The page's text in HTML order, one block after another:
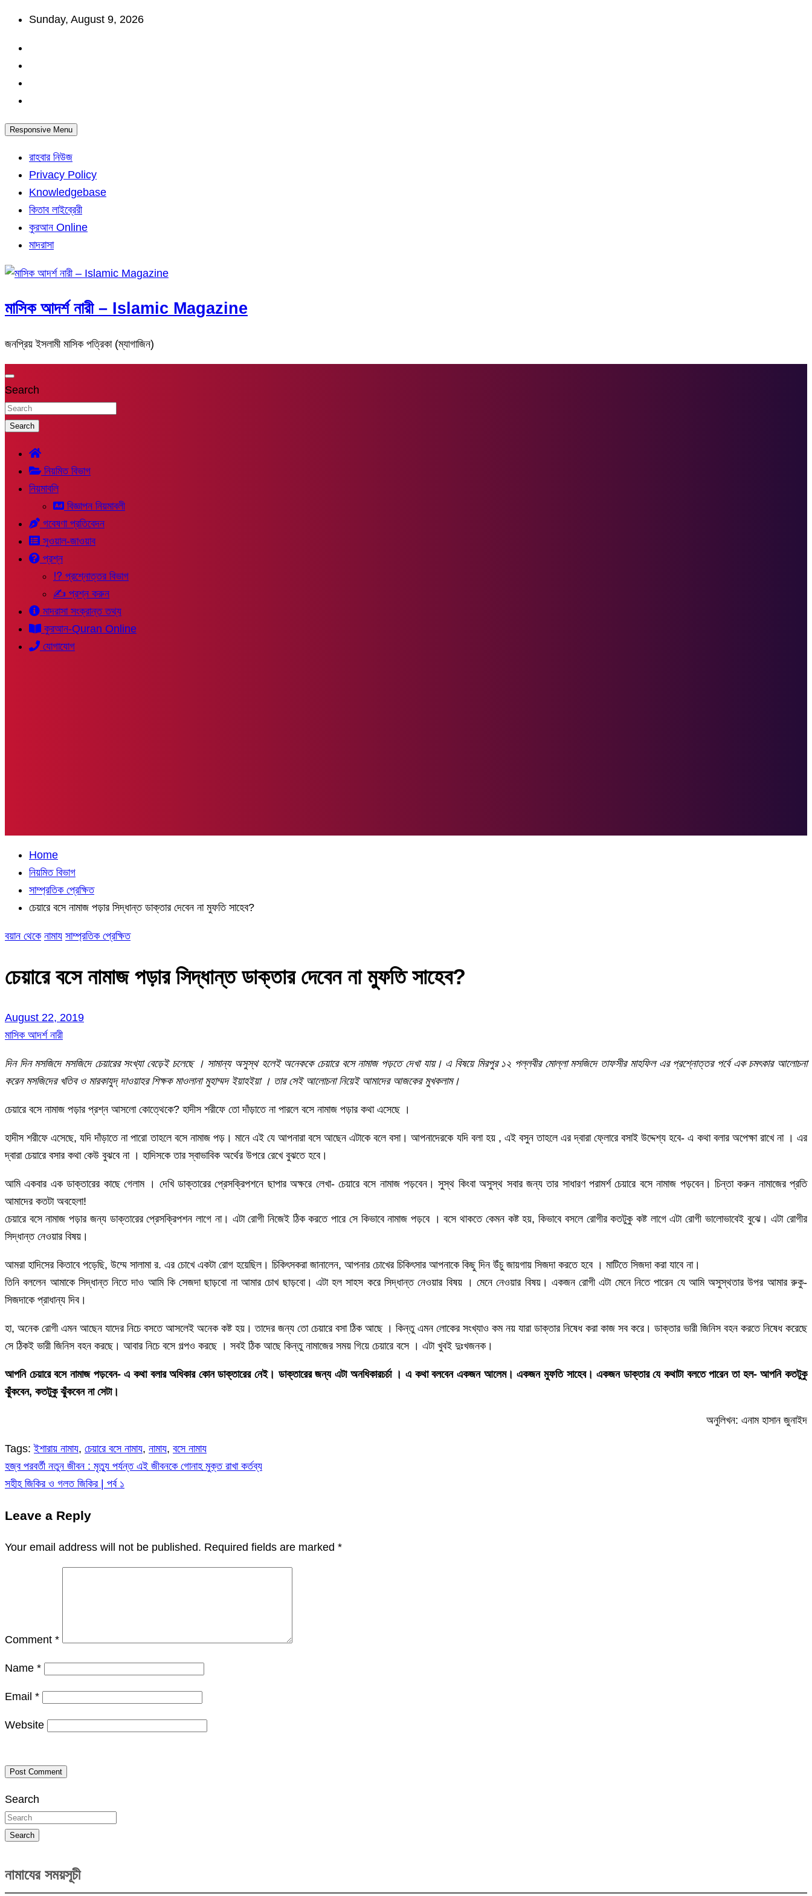
Skip
content
Sunday, August 9, 2026
Responsive Menu
রাহবার নিউজ
Privacy Policy
Knowledgebase
কিতাব লাইব্রেরী
কুরআন Online
মাদরাসা
মাসিক আদর্শ নারী – Islamic Magazine
জনপ্রিয় ইসলামী মাসিক পত্রিকা (ম্যাগাজিন)
Search
Search
নিয়মিত বিভাগ
নিয়মাবলি
বিজ্ঞাপন নিয়মাবলী
গবেষণা প্রতিবেদন
সুওয়াল-জাওয়াব
প্রশ্ন
⁉ প্রশ্নোত্তর বিভাগ
✍ প্রশ্ন করুন
মাদরাসা সংক্রান্ত তথ্য
কুরআন-Quran Online
যোগাযোগ
Home
নিয়মিত বিভাগ
সাম্প্রতিক প্রেক্ষিত
চেয়ারে বসে নামাজ পড়ার সিদ্ধান্ত ডাক্তার দেবেন না মুফতি সাহেব?
বয়ান থেকে নামায সাম্প্রতিক প্রেক্ষিত
চেয়ারে বসে নামাজ পড়ার সিদ্ধান্ত ডাক্তার দেবেন না মুফতি সাহেব?
August 22, 2019
মাসিক আদর্শ নারী
দিন দিন মসজিদে মসজিদে চেয়ারের সংখ্যা বেড়েই চলেছে । সামান্য অসুস্থ হলেই অনেককে চেয়ারে বসে নামাজ পড়তে দেখা যায়। এ বিষয়ে মিরপুর ১২ পল্লবীর মোল্লা মসজিদে তাফসীর মাহফিল এর প্রশ্নোত্তর পর্বে এক চমৎকার আলোচনা
করেন মসজিদের খতিব ও মারকাযুদ্ দাওয়াহর শিক্ষক মাওলানা মুহাম্মদ ইয়াহইয়া । তার সেই আলোচনা নিয়েই আমাদের আজকের মুখকলাম।
চেয়ারে বসে নামাজ পড়ার প্রশ্ন আসলো কোত্থেকে? হাদীস শরীফে তো দাঁড়াতে না পারলে বসে নামাজ পড়ার কথা এসেছে ।
হাদীস শরীফে এসেছে, যদি দাঁড়াতে না পারো তাহলে বসে নামাজ পড়। মানে এই যে আপনারা বসে আছেন এটাকে বলে বসা। আপনাদেরকে যদি বলা হয় , এই বসুন তাহলে এর দ্বারা ফ্লোরে বসাই উদ্দেশ্য হবে- এ কথা বলার অপেক্ষা রাখে না । এর
দ্বারা চেয়ারে বসার কথা কেউ বুঝবে না । হাদিসকে তার স্বাভাবিক অর্থের উপরে রেখে বুঝতে হবে।
আমি একবার এক ডাক্তারের কাছে গেলাম । দেখি ডাক্তারের প্রেসক্রিপশনে ছাপার অক্ষরে লেখা- চেয়ারে বসে নামাজ পড়বেন। সুস্থ কিংবা অসুস্থ সবার জন্য তার সাধারণ পরামর্শ চেয়ারে বসে নামাজ পড়বেন। চিন্তা করুন নামাজের প্রতি
আমাদের কতটা অবহেলা!
চেয়ারে বসে নামাজ পড়ার জন্য ডাক্তারের প্রেসক্রিপশন লাগে না। এটা রোগী নিজেই ঠিক করতে পারে সে কিভাবে নামাজ পড়বে । বসে থাকতে কেমন কষ্ট হয়, কিভাবে বসলে রোগীর কতটুকু কষ্ট লাগে এটা রোগী ভালোভাবেই বুঝে। এটা রোগীর
সিদ্ধান্ত নেওয়ার বিষয়।
আমরা হাদিসের কিতাবে পড়েছি, উম্মে সালামা র. এর চোখে একটা রোগ হয়েছিল। চিকিৎসকরা জানালেন, আপনার চোখের চিকিৎসার আপনাকে কিছু দিন উঁচু জায়গায় সিজদা করতে হবে । মাটিতে সিজদা করা যাবে না।
তিনি বললেন আমাকে সিদ্ধান্ত নিতে দাও আমি কি সেজদা ছাড়বো না আমার চোখ ছাড়বো। এটা হল সাহস করে সিদ্ধান্ত নেওয়ার বিষয় । মেনে নেওয়ার বিষয়। একজন রোগী এটা মেনে নিতে পারেন যে আমি অসুস্থতার উপর আমার রুকু-
সিজদাকে প্রাধান্য দিব।
হা, অনেক রোগী এমন আছেন যাদের নিচে বসতে আসলেই অনেক কষ্ট হয়। তাদের জন্য তো চেয়ারে বসা ঠিক আছে । কিন্তু এমন লোকের সংখ্যাও কম নয় যারা ডাক্তার নিষেধ করা কাজ সব করে। ডাক্তার ভারী জিনিস বহন করতে নিষেধ করেছে
সে ঠিকই ভারী জিনিস বহন করছে। আবার নিচে বসে গল্পও করছে । সবই ঠিক আছে কিন্তু নামাজের সময় গিয়ে চেয়ারে বসে । এটা খুবই দুঃখজনক।
আপনি চেয়ারে বসে নামাজ পড়বেন- এ কথা বলার অধিকার কোন ডাক্তারের নেই। ডাক্তারের জন্য এটা অনধিকারচর্চা । এ কথা বলবেন একজন আলেম। একজন মুফতি সাহেব। একজন ডাক্তার যে কথাটা বলতে পারেন তা হল- আপনি কতটুকু
ঝুঁকবেন, কতটুকু ঝুঁকবেন না সেটা।
অনুলিখন: এনাম হাসান জুনাইদ
Tags: ইশারায় নামায, চেয়ারে বসে নামায, নামায, বসে নামায
Post
হজ্ব পরবর্তী নতুন জীবন : মৃত্যু পর্যন্ত এই জীবনকে গোনাহ মুক্ত রাখা কর্তব্য
সহীহ জিকির ও গলত জিকির | পর্ব ১
Leave a Reply
Your email address will not be published. Required fields are marked *
Comment *
Name *
Email *
Website
Search
Search
নামাযের সময়সূচী